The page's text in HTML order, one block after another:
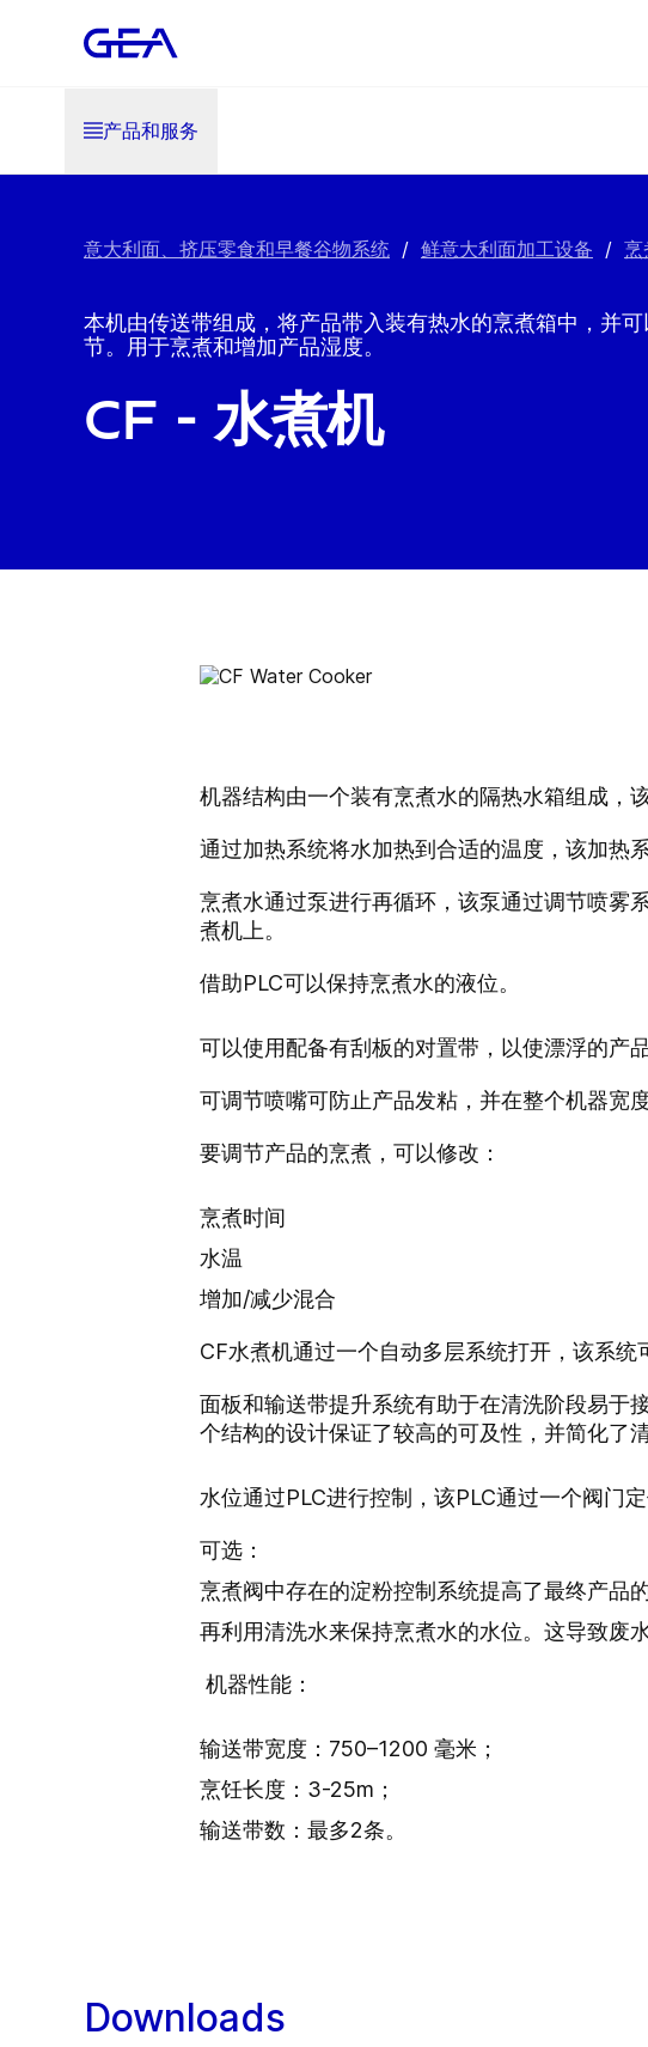
产品和服务
意大利面、挤压零食和早餐谷物系统 / 鲜意大利面加工设备 / 烹
本机由传送带组成，将产品带入装有热水的烹煮箱中，并
节。用于烹煮和增加产品湿度。
CF - 水煮机
机器结构由一个装有烹煮水的隔热水箱组成，
通过加热系统将水加热到合适的温度，该加热
烹煮水通过泵进行再循环，该泵通过调节喷雾
煮机上。
借助PLC可以保持烹煮水的液位。
可以使用配备有刮板的对置带，以使漂浮的产
可调节喷嘴可防止产品发粘，并在整个机器宽
要调节产品的烹煮，可以修改：
烹煮时间
水温
增加/减少混合
CF水煮机通过一个自动多层系统打开，该系
面板和输送带提升系统有助于在清洗阶段易于
个结构的设计保证了较高的可及性，并简化了
水位通过PLC进行控制，该PLC通过一个阀门
可选：
烹煮阀中存在的淀粉控制系统提高了最终产品
再利用清洗水来保持烹煮水的水位。这导致废
机器性能：
输送带宽度：750–1200 毫米；
烹饪长度：3-25m；
输送带数：最多2条。
Downloads